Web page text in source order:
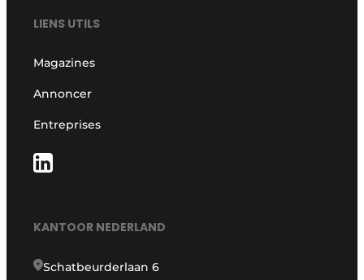
LIENS UTILS
Magazines
Annoncer
Entreprises
KANTOOR NEDERLAND
Schatbeurderlaan 6